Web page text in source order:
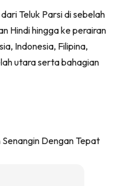
Teluk Parsi di sebelah
Hindi hingga ke perairan
Indonesia, Filipina,
utara serta bahagian